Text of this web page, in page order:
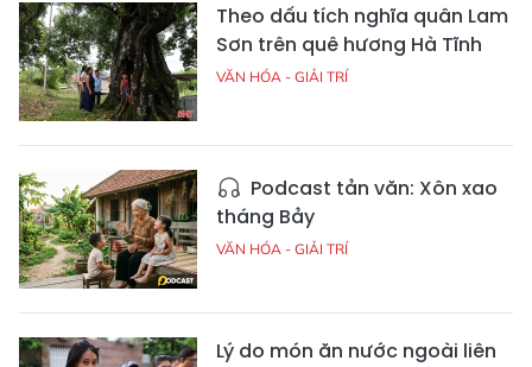
Theo dấu tích nghĩa quân Lam
Sơn trên quê hương Hà Tĩnh
VĂN HÓA - GIẢI TRÍ
Podcast tản văn: Xôn xao
tháng Bảy
VĂN HÓA - GIẢI TRÍ
Lý do món ăn nước ngoài liên